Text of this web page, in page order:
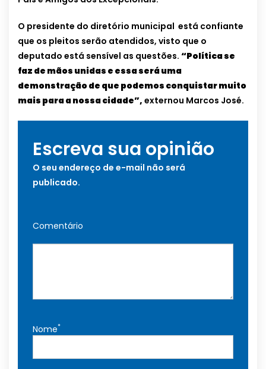
O presidente do diretório municipal está confiante
que os pleitos serão atendidos, visto que o
deputado está sensível as questões. “Política se
faz de mãos unidas e essa será uma
demonstração de que podemos conquistar muito
mais para a nossa cidade”, externou Marcos José.
Escreva sua opinião
O seu endereço de e-mail não será
publicado.
Comentário
Nome*